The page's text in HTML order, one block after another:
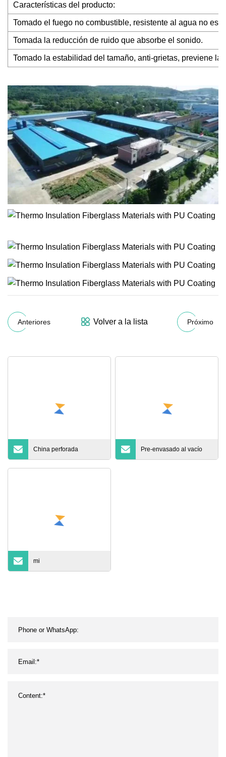
Características del producto:
Tomado el fuego no combustible, resistente al agua no
Tomada la reducción de ruido que absorbe el sonido.
Tomado la estabilidad del tamaño, anti-grietas, previene la
Anteriores Volver a la lista Próximo
China perforada Pre-envasado al vacío
mi